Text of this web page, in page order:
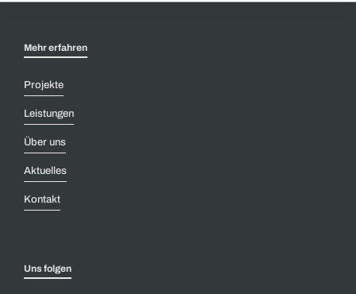
Mehr erfahren
Projekte
Leistungen
Über uns
Aktuelles
Kontakt
Uns folgen